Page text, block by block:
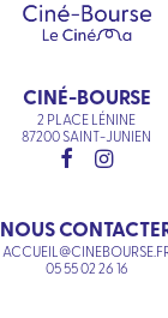
CINÉ-BOURSE
2 PLACE LÉNINE
87200 SAINT-JUNIEN
NOUS
05 55 02 26 16